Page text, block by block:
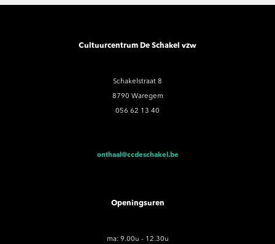
Cultuurcentrum De Schakel vzw
Schakelstraat 8
8790 Waregem
056 62 13 40
onthaal@ccdeschakel.be
Openingsuren
ma: 9.00u - 12.30u